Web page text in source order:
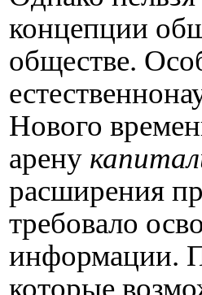
концепции
обществе.
Нового
арену
расширения
требовало
информации.